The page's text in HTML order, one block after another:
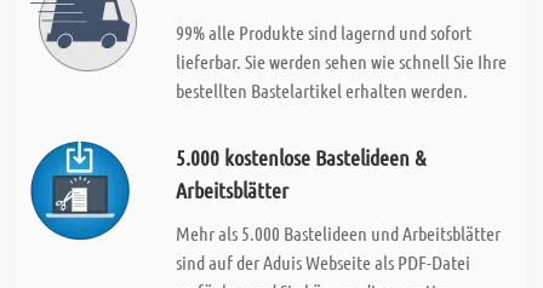
99% alle Produkte sind lagernd und sofort
lieferbar. Sie werden sehen wie schnell Sie Ihre
bestellten Bastelartikel erhalten werden.
5.000 kostenlose Bastelideen &
Arbeitsblätter
Mehr als 5.000 Bastelideen und Arbeitsblätter
sind auf der Aduis Webseite als PDF-Datei